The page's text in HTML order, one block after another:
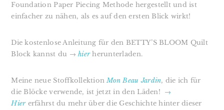
Foundation Paper Piecing Methode hergestellt und ist
einfacher zu nähen, als es auf den ersten Blick wirkt!
Die kostenlose Anleitung für den BETTY’S BLOOM Quilt
Block kannst du → hier herunterladen.
Meine neue Stoffkollektion Mon Beau Jardin, die ich für
die Blöcke verwende, ist jetzt in den Läden! →
Hier erfährst du mehr über die Geschichte hinter dieser